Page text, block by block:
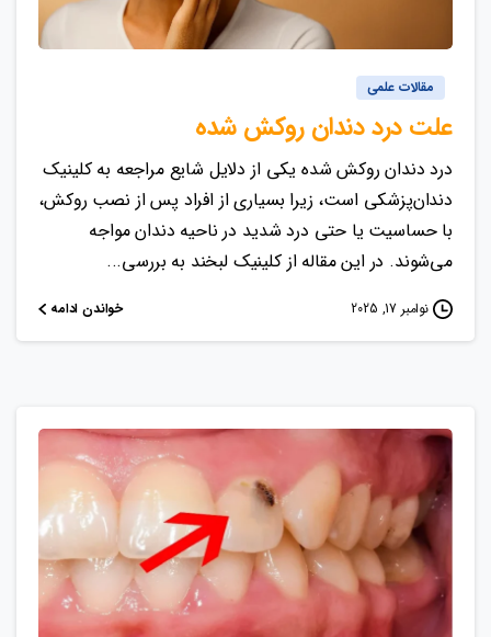
مقالات علمی
علت درد دندان روکش شده
درد دندان روکش شده یکی از دلایل شایع مراجعه به کلینیک
دندان‌پزشکی است، زیرا بسیاری از افراد پس از نصب روکش،
با حساسیت یا حتی درد شدید در ناحیه دندان مواجه
می‌شوند. در این مقاله از کلینیک لبخند به بررسی...
نوامبر 17, 2025 خواندن ادامه